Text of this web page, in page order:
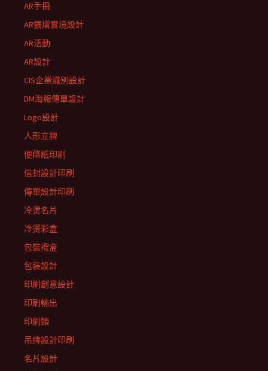
AR手冊
AR擴增實境設計
AR活動
AR設計
CIS企業識別設計
DM海報傳單設計
Logo設計
人形立牌
便條紙印刷
信封設計印刷
傳單設計印刷
冷燙名片
冷燙彩盒
包裝禮盒
包裝設計
印刷創意設計
印刷輸出
印刷類
吊牌設計印刷
名片設計